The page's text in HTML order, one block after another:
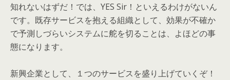
知れないはずだ！では、YES Sir！といえるわけがないん
です。既存サービスを抱える組織として、効果が不確か
で予測しづらいシステムに舵を切ることは、よほどの事
態になります。
新興企業として、１つのサービスを盛り上げていくぞ！